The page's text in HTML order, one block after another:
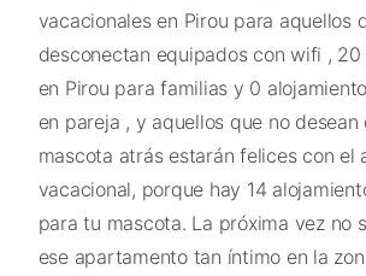
vacacionales en Pirou para aquellos
desconectan equipados con wifi ,
en Pirou para familias y 0
en pareja , y aquellos que no desean
mascota atrás estarán felices con el
vacacional, porque hay 14
para tu mascota. La próxima vez no
ese apartamento tan íntimo en la